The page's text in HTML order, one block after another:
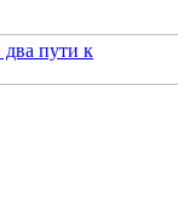
два пути к